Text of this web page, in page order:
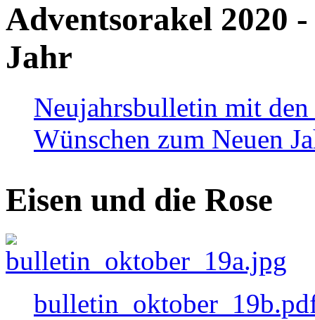
Adventsorakel 2020
Jahr
Neujahrsbulletin mit den
Wünschen zum Neuen
Eisen und die Rose